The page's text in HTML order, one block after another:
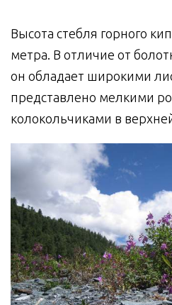
Высота стебля горного
метра. В отличие от
он обладает широкими
представлено мелкими
колокольчиками в